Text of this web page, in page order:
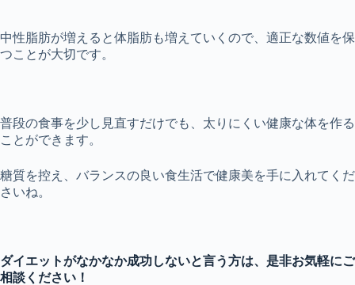
中性脂肪が増えると体脂肪も増えていくので、適正な数値を保
つことが大切です。
普段の食事を少し見直すだけでも、太りにくい健康な体を作る
ことができます。
糖質を控え、バランスの良い食生活で健康美を手に入れてくだ
さいね。
ダイエットがなかなか成功しないと言う方は、是非お気軽にご
相談ください！